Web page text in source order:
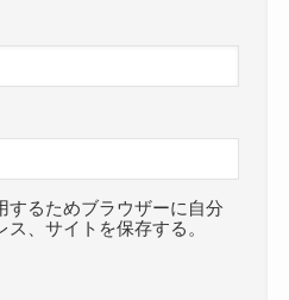
するためブラウザーに自分
、サイトを保存する。